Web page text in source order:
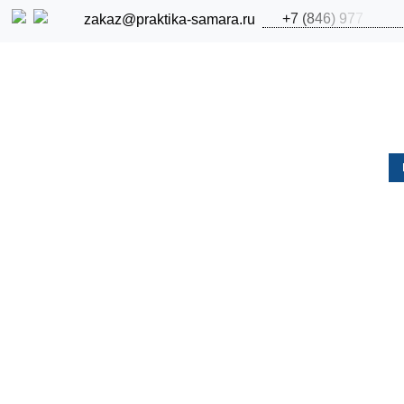
zakaz@praktika-samara.ru +7 (846) 977